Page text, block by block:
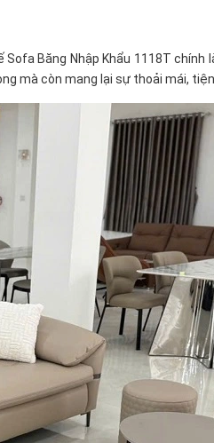
Băng Nhập Khẩu 1118T
mà còn mang lại sự thoải mái,